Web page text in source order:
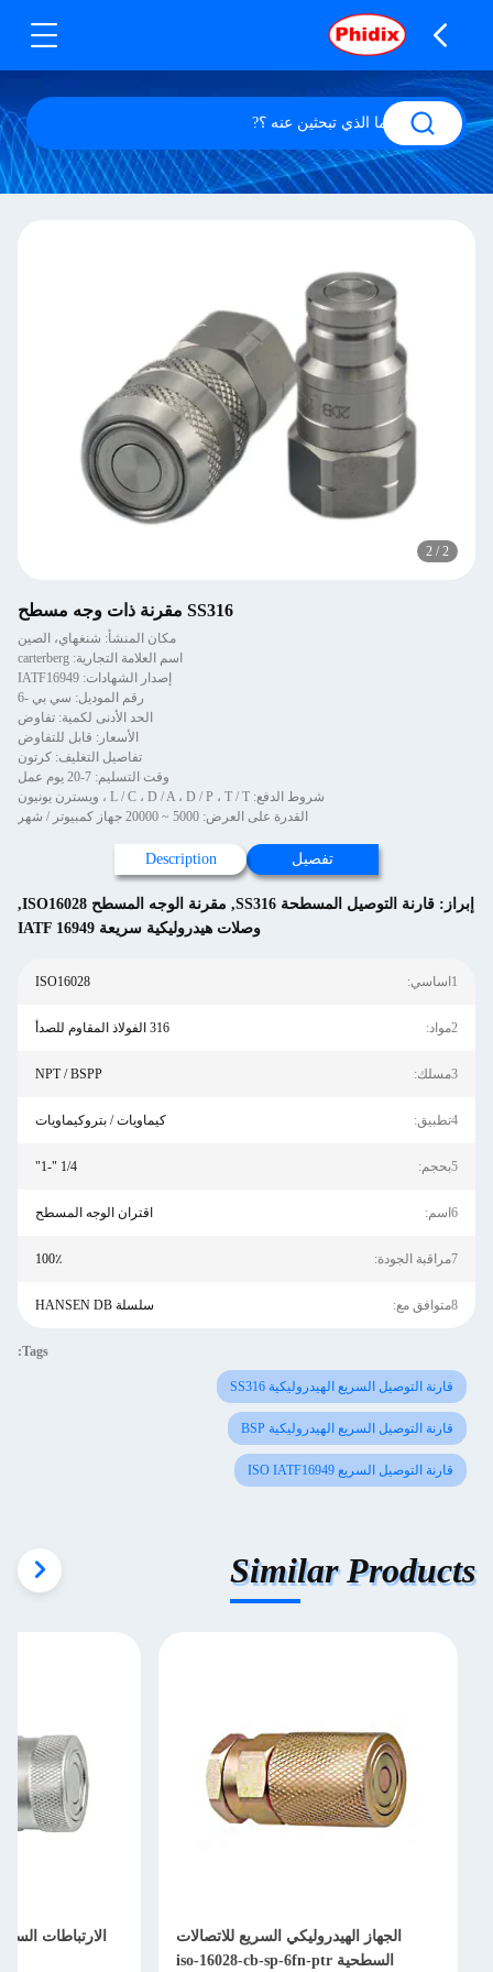
2 / 2
SS316 مقرنة ذات وجه مسطح
مكان المنشأ: شنغهاي، الصين
اسم العلامة التجارية: carterberg
إصدار الشهادات: IATF16949
رقم الموديل: سي بي -6
الحد الأدنى لكمية: تفاوض
الأسعار: قابل للتفاوض
تفاصيل التغليف: كرتون
وقت التسليم: 7-20 يوم عمل
شروط الدفع: L / C ، D / A ، D / P ، T / T ، ويسترن يونيون
القدرة على العرض: 5000 ~ 20000 جهاز كمبيوتر / شهر
تفصيل Description
إبراز: قارنة التوصيل المسطحة SS316 , مقرنة الوجه المسطح ISO16028
,
وصلات هيدروليكية سريعة IATF 16949
1اساسي: ISO16028
2مواد: 316 الفولاذ المقاوم للصدأ
3مسلك: NPT / BSPP
4تطبيق: كيماويات / بتروكيماويات
5بحجم: 1/4 "-1"
6اسم: اقتران الوجه المسطح
7مراقبة الجودة: 100٪
8متوافق مع: سلسلة HANSEN DB
Tags:
قارنة التوصيل السريع الهيدروليكية SS316
قارنة التوصيل السريع الهيدروليكية BSP
قارنة التوصيل السريع ISO IATF16949
Similar Products
الجهاز الهيدروليكي السريع للاتصالات
السطحية iso-16028-cb-sp-6fn-ptr
الارتباطات